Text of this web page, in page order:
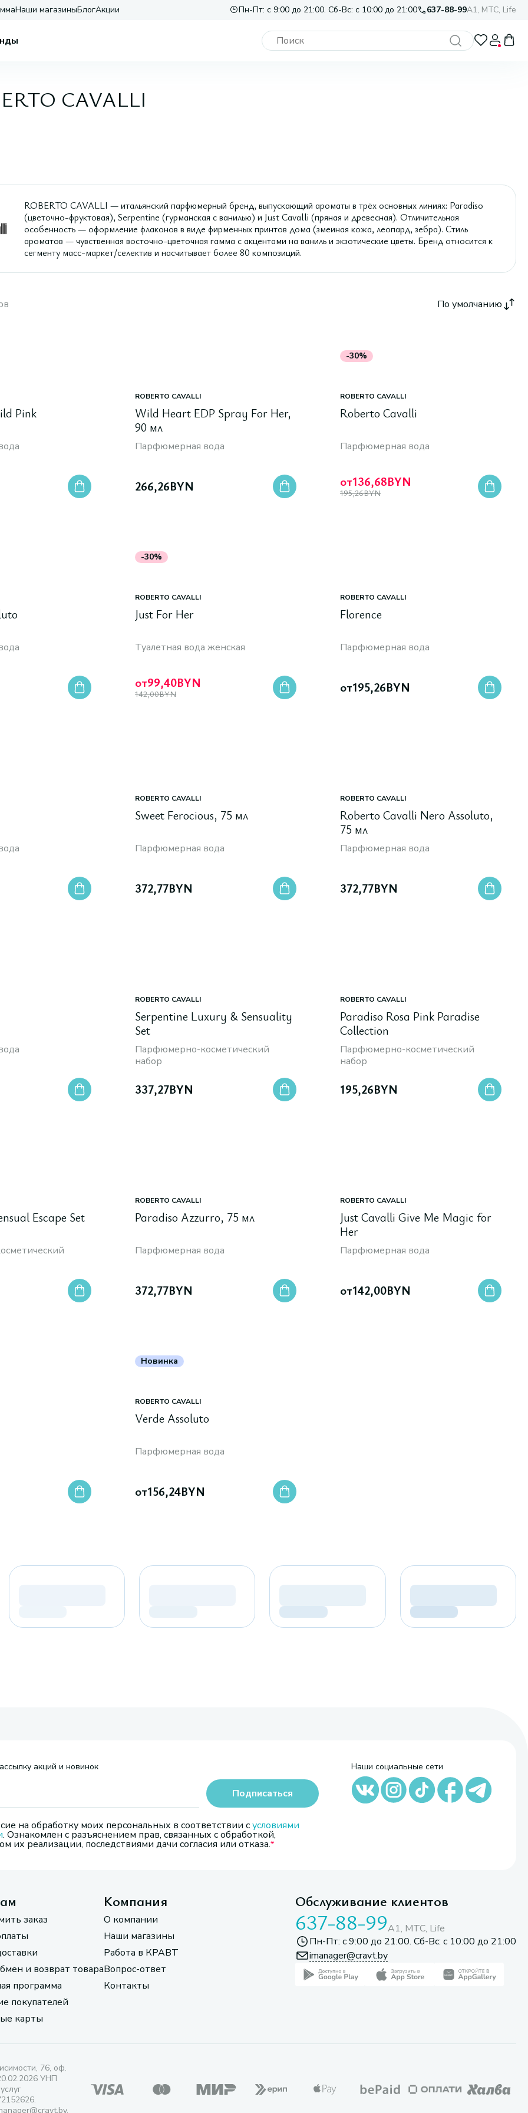
Наши магазиныБлогАкции Пн-Пт: с 9:00 до 21:00. Сб-Вс: с 10:00 до 21:00 637-88-99A1, МТС, Life
CAVALLI
ROBERTO CAVALLI — итальянский парфюмерный бренд, выпускающий ароматы в трёх основных линиях: Paradiso
(цветочно-фруктовая), Serpentine (гурманская с ванилью) и Just Cavalli (пряная и древесная). Отличительная
особенность — оформление флаконов в виде фирменных принтов дома (змеиная кожа, леопард, зебра). Стиль
ароматов — чувственная восточно-цветочная гамма с акцентами на ваниль и экзотические цветы. Бренд относится к
сегменту масс-маркет/селектив и насчитывает более 80 композиций.
По умолчанию
Pink
ROBERTO CAVALLI
Wild Heart EDP Spray For Her,
90 мл
Парфюмерная вода
266,26BYN
-30%
ROBERTO CAVALLI
Roberto Cavalli
Парфюмерная вода
от136,68BYN
195,26BYN
-30%
ROBERTO CAVALLI
Just For Her
Туалетная вода женская
от99,40BYN
142,00BYN
ROBERTO CAVALLI
Florence
Парфюмерная вода
от195,26BYN
ROBERTO CAVALLI
Sweet Ferocious, 75 мл
Парфюмерная вода
372,77BYN
ROBERTO CAVALLI
Roberto Cavalli Nero Assoluto,
75 мл
Парфюмерная вода
372,77BYN
ROBERTO CAVALLI
Serpentine Luxury & Sensuality
Set
Парфюмерно-косметический
набор
337,27BYN
ROBERTO CAVALLI
Paradiso Rosa Pink Paradise
Collection
Парфюмерно-косметический
набор
195,26BYN
Escape Set
ROBERTO CAVALLI
Paradiso Azzurro, 75 мл
Парфюмерная вода
372,77BYN
ROBERTO CAVALLI
Just Cavalli Give Me Magic for
Her
Парфюмерная вода
от142,00BYN
Новинка
ROBERTO CAVALLI
Verde Assoluto
Парфюмерная вода
от156,24BYN
акций и новинок
на обработку моих персональных в соответствии сусловиями
. Ознакомлен с разъяснением прав, связанных с обработкой,
их реализации, последствиями дачи согласия или отказа.
Подписаться
Наши социальные сети
заказ
и возврат товара
программа
покупателей
карты
Компания
О компании
Наши магазины
Работа в КРАВТ
Вопрос-ответ
Контакты
Обслуживание клиентов
637-88-99A1, МТС, Life
Пн-Пт: с 9:00 до 21:00. Сб-Вс: с 10:00 до 21:00
imanager@cravt.by
76, оф.
УНП